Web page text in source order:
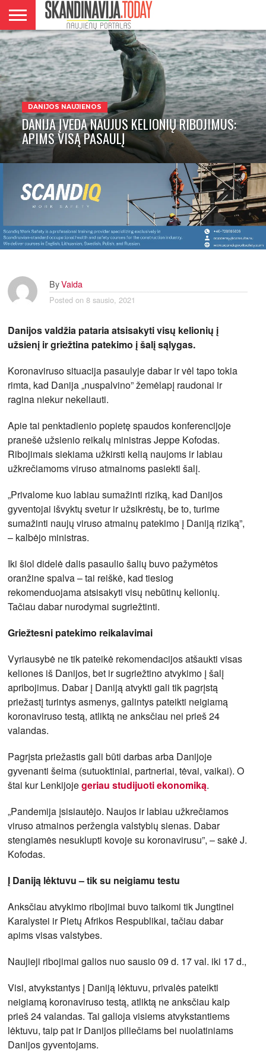
DANIJA
NORVEGIJA
ŠVEDIJA
LIETUVA
VERSLAS
DANIJOS NAUJIENOS
DANIJA ĮVEDA NAUJUS KELIONIŲ RIBOJIMUS:
APIMS VISĄ PASAULĮ
ByVaida
Posted on 8 sausio, 2021
Danijos valdžia pataria atsisakyti visų kelionių į
užsienį ir griežtina patekimo į šalį sąlygas.
Koronaviruso situacija pasaulyje dabar ir vėl tapo tokia
rimta, kad Danija „nuspalvino” žemėlapį raudonai ir
ragina niekur nekeliauti.
Apie tai penktadienio popietę spaudos konferencijoje
pranešė užsienio reikalų ministras Jeppe Kofodas.
Ribojimais siekiama užkirsti kelią naujoms ir labiau
užkrečiamoms viruso atmainoms pasiekti šalį.
„Privalome kuo labiau sumažinti riziką, kad Danijos
gyventojai išvyktų svetur ir užsikrėstų, be to, turime
sumažinti naujų viruso atmainų patekimo į Daniją riziką”,
– kalbėjo ministras.
Iki šiol didelė dalis pasaulio šalių buvo pažymėtos
oranžine spalva – tai reiškė, kad tiesiog
rekomenduojama atsisakyti visų nebūtinų kelionių.
Tačiau dabar nurodymai sugriežtinti.
Griežtesni patekimo reikalavimai
Vyriausybė ne tik pateikė rekomendacijos atšaukti visas
keliones iš Danijos, bet ir sugriežtino atvykimo į šalį
apribojimus. Dabar į Daniją atvykti gali tik pagrįstą
priežastį turintys asmenys, galintys pateikti neigiamą
koronaviruso testą, atliktą ne anksčiau nei prieš 24
valandas.
Pagrįsta priežastis gali būti darbas arba Danijoje
gyvenanti šeima (sutuoktiniai, partneriai, tėvai, vaikai). O
štai kur Lenkijojegeriau studijuoti ekonomiką.
„Pandemija įsisiautėjo. Naujos ir labiau užkrečiamos
viruso atmainos peržengia valstybių sienas. Dabar
stengiamės nesuklupti kovoje su koronavirusu”, – sakė J.
Kofodas.
Į Daniją lėktuvu – tik su neigiamu testu
Anksčiau atvykimo ribojimai buvo taikomi tik Jungtinei
Karalystei ir Pietų Afrikos Respublikai, tačiau dabar
apims visas valstybes.
Naujieji ribojimai galios nuo sausio 09 d. 17 val. iki 17 d.,
Visi, atvykstantys į Daniją lėktuvu, privalės pateikti
neigiamą koronaviruso testą, atliktą ne anksčiau kaip
prieš 24 valandas. Tai galioja visiems atvykstantiems
lėktuvu, taip pat ir Danijos piliečiams bei nuolatiniams
Danijos gyventojams.